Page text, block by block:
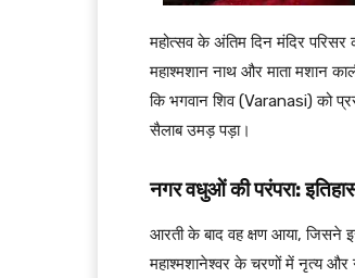
महोत्सव के अंतिम दिन मंदिर
महाश्मशान नाथ और माता मशान
कि भगवान शिव (Varanasi) को
सैलाब उमड़ पड़ा।
नगर वधुओं की परंपरा:
आरती के बाद वह क्षण आया, जिसने
महाश्मशानेश्वर के चरणों में नृत्य और